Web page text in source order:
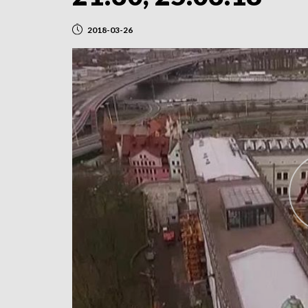
2018-03-26